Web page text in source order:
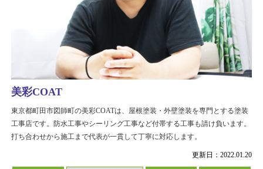
更新日：2022.01.20
美彩COAT
東京都町田市図師町の美彩COATは、屋根塗装・外壁塗装を専門とする塗装
工事店です。防水工事やシーリング工事など付帯する工事も請け負います。
打ち合わせから施工まで代表が一貫して丁寧に対応します。